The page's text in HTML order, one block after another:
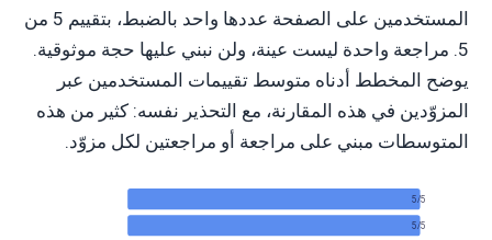
المستخدمين على الصفحة عددها واحد بالضبط، بتقييم 5 من
5. مراجعة واحدة ليست عينة، ولن نبني عليها حجة موثوقية.
يوضح المخطط أدناه متوسط تقييمات المستخدمين عبر
المزوّدين في هذه المقارنة، مع التحذير نفسه: كثير من هذه
المتوسطات مبني على مراجعة أو مراجعتين لكل مزوّد.
5/5
5/5